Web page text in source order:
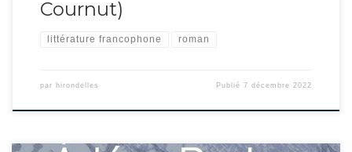
Cournut)
littérature francophone roman
par hirondelles Publié7 décembre 2022